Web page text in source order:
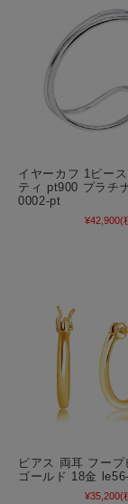
イヤーカフ 1ピー
ティ pt900 プラチ
0002-pt
¥42,900(
ピアス 両耳 フー
ゴールド 18金
¥35,200(